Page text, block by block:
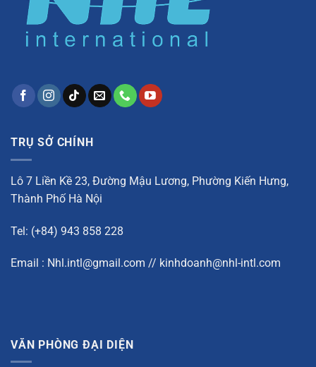
TRỤ SỞ CHÍNH
Lô 7 Liền Kề 23, Đường Mậu Lương, Phường Kiến Hưng,
Thành Phố Hà Nội
Tel: (+84) 943 858 228
Email : Nhl.intl@gmail.com // kinhdoanh@nhl-intl.com
VĂN PHÒNG ĐẠI DIỆN